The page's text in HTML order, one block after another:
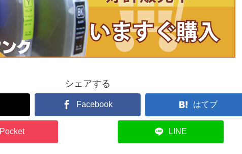
シェアする
Facebook はてブ
Pocket LINE